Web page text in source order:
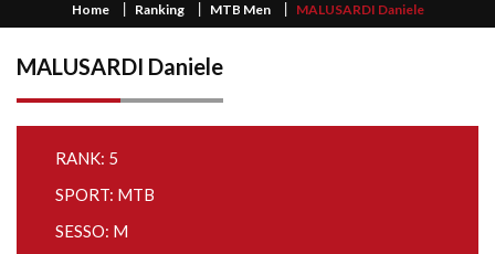
Home Ranking MTB Men MALUSARDI Daniele
MALUSARDI Daniele
RANK: 5
SPORT: MTB
SESSO: M